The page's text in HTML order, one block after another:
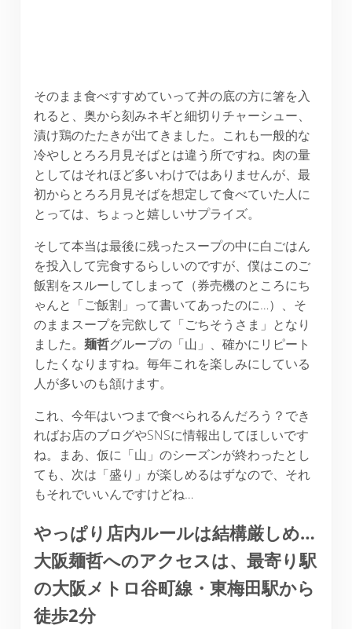
そのまま食べすすめていって丼の底の方に箸を入
れると、奥から刻みネギと細切りチャーシュー、
漬け鶏のたたきが出てきました。これも一般的な
冷やしとろろ月見そばとは違う所ですね。肉の量
としてはそれほど多いわけではありませんが、最
初からとろろ月見そばを想定して食べていた人に
とっては、ちょっと嬉しいサプライズ。
そして本当は最後に残ったスープの中に白ごはん
を投入して完食するらしいのですが、僕はこのご
飯割をスルーしてしまって（券売機のところにち
ゃんと「ご飯割」って書いてあったのに…）、そ
のままスープを完飲して「ごちそうさま」となり
ました。 麺哲グループの「山」、確かにリピート
したくなりますね。毎年これを楽しみにしている
人が多いのも頷けます。
これ、今年はいつまで食べられるんだろう？でき
ればお店のブログやSNSに情報出してほしいです
ね。まあ、仮に「山」のシーズンが終わったとし
ても、次は「盛り」が楽しめるはずなので、それ
もそれでいいんですけどね…
やっぱり店内ルールは結構厳しめ…
大阪麺哲へのアクセスは、最寄り駅
の大阪メトロ谷町線・東梅田駅から
徒歩2分